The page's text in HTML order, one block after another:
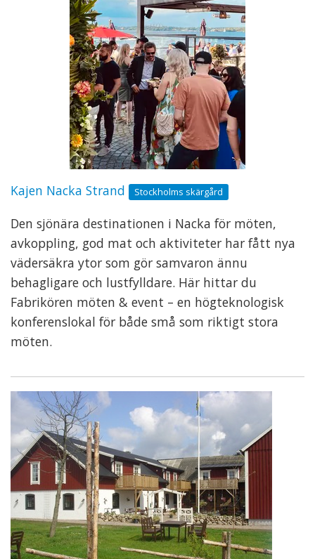
Kajen Nacka Strand Stockholms skärgård
Den sjönära destinationen i Nacka för möten,
avkoppling, god mat och aktiviteter har fått nya
vädersäkra ytor som gör samvaron ännu
behagligare och lustfylldare. Här hittar du
Fabrikören möten & event – en högteknologisk
konferenslokal för både små som riktigt stora
möten.